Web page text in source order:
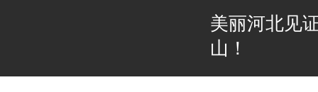
美丽河北见
山！